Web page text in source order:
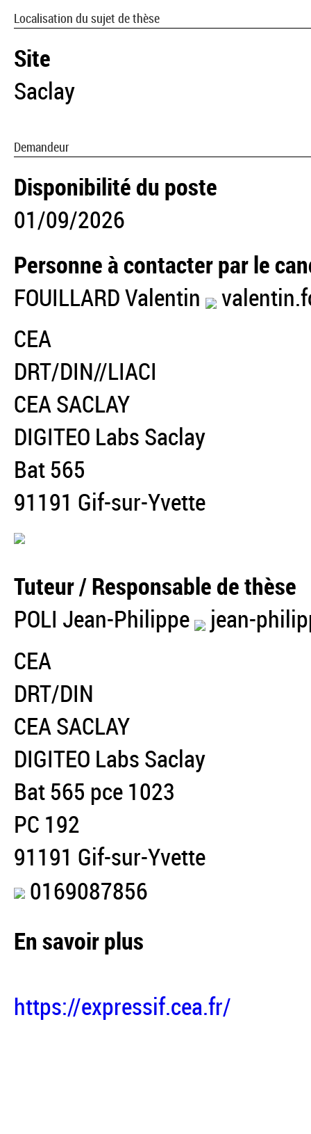
Localisation du sujet de thèse
Site
Saclay
Demandeur
Disponibilité du poste
01/09/2026
Personne à contacter par le
FOUILLARD Valentin
CEA
DRT/DIN//LIACI
CEA SACLAY
DIGITEO Labs Saclay
Bat 565
91191 Gif-sur-Yvette
Tuteur / Responsable de thèse
POLI Jean-Philippe
jean-
CEA
DRT/DIN
CEA SACLAY
DIGITEO Labs Saclay
Bat 565 pce 1023
PC 192
91191 Gif-sur-Yvette
0169087856
En savoir plus
https://expressif.cea.fr/